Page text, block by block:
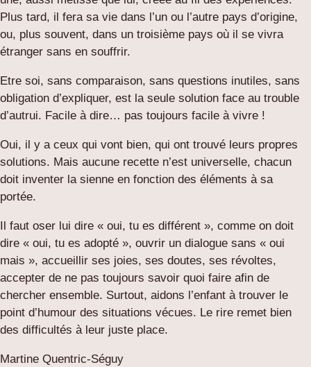
Plus tard, il fera sa vie dans l’un ou l’autre pays d’origine,
ou, plus souvent, dans un troisième pays où il se vivra
étranger sans en souffrir.
Etre soi, sans comparaison, sans questions inutiles, sans
obligation d’expliquer, est la seule solution face au trouble
d’autrui. Facile à dire… pas toujours facile à vivre !
Oui, il y a ceux qui vont bien, qui ont trouvé leurs propres
solutions. Mais aucune recette n’est universelle, chacun
doit inventer la sienne en fonction des éléments à sa
portée.
Il faut oser lui dire « oui, tu es différent », comme on doit
dire « oui, tu es adopté », ouvrir un dialogue sans « oui
mais », accueillir ses joies, ses doutes, ses révoltes,
accepter de ne pas toujours savoir quoi faire afin de
chercher ensemble. Surtout, aidons l’enfant à trouver le
point d’humour des situations vécues. Le rire remet bien
des difficultés à leur juste place.
Martine Quentric-Séguy